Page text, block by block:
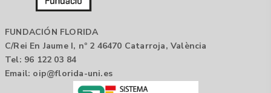
FUNDACIÓN FLORIDA
C/Rei En Jaume I, nº 2 46470 Catarroja, València
Tel: 96 122 03 84
Email: oip@florida-uni.es